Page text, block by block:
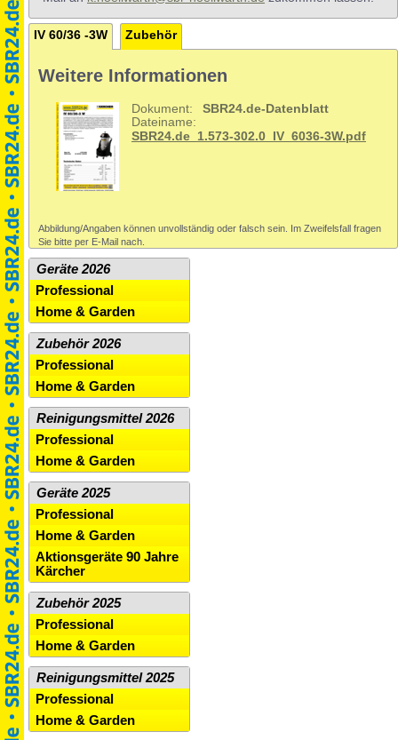
IV 60/36 -3W Zubehör
Weitere Informationen
Dokument:
SBR24.de-Datenblatt
Dateiname:
SBR24.de_1.573-302.0_IV_6036-3W.pdf
Abbildung/Angaben können unvollständig oder falsch sein. Im Zweifelsfall fragen
Sie bitte per E-Mail nach.
Geräte 2026
Professional
Home & Garden
Zubehör 2026
Professional
Home & Garden
Reinigungsmittel 2026
Professional
Home & Garden
Geräte 2025
Professional
Home & Garden
Aktionsgeräte 90 Jahre
Kärcher
Zubehör 2025
Professional
Home & Garden
Reinigungsmittel 2025
Professional
Home & Garden